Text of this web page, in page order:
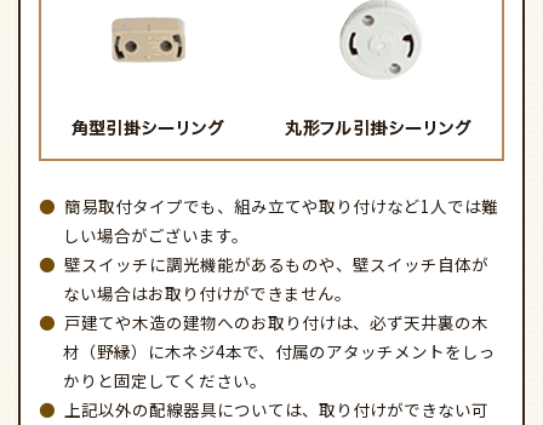
簡易取付タイプでも、組み立てや取り付けなど1人では難
しい場合がございます。
壁スイッチに調光機能があるものや、壁スイッチ自体が
ない場合はお取り付けができません。
戸建てや木造の建物へのお取り付けは、必ず天井裏の木
材（野縁）に木ネジ4本で、付属のアタッチメントをしっ
かりと固定してください。
上記以外の配線器具については、取り付けができない可